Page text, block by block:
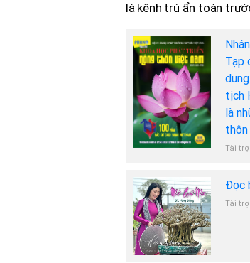
là kênh trú ẩn toàn
Tạp
tịch
là
thôn
Tài trợ
Đọc
Tài trợ